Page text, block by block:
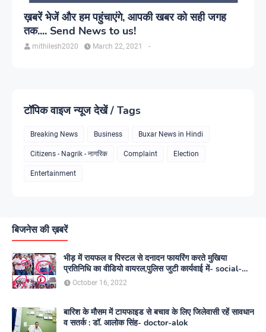
ख़बरें भेजें और हम पहुंचाएंगे, आपकी खबर को सही जगह
तक.... Send News to us!
mithilesh2020 -
March 22, 2021
टॉपिक वाइज न्यूज देखें / Tags
Breaking News Business Buxar News in Hindi
Citizens - Nagrik - नागरिक Complaint Election
Entertainment
बिजनेस की ख़बरें
भीड़ में रायफल व पिस्टल से दनादन फायरिंग करते मुखिया
प्रतिनिधि का वीडियो वायरल,पुलिस जुटी कार्यवाई में- social-
media
October 16, 2022
बारिश के मौसम में टायफाइड से बचाव के लिए जिलेवासी रहें सावधान
व सतर्क : डॉ. आलोक सिंह- doctor-alok